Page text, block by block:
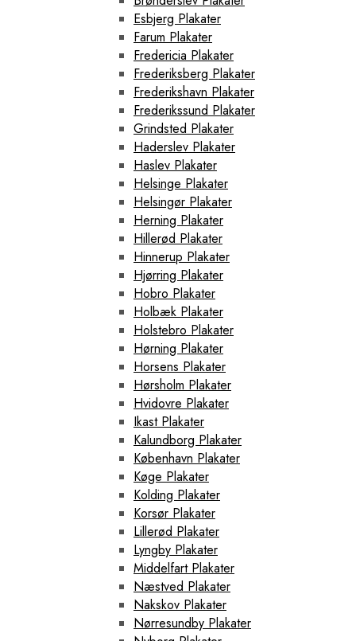
Esbjerg Plakater
Farum Plakater
Fredericia Plakater
Frederiksberg Plakater
Frederikshavn Plakater
Frederikssund Plakater
Grindsted Plakater
Haderslev Plakater
Haslev Plakater
Helsinge Plakater
Helsingør Plakater
Herning Plakater
Hillerød Plakater
Hinnerup Plakater
Hjørring Plakater
Hobro Plakater
Holbæk Plakater
Holstebro Plakater
Hørning Plakater
Horsens Plakater
Hørsholm Plakater
Hvidovre Plakater
Ikast Plakater
Kalundborg Plakater
København Plakater
Køge Plakater
Kolding Plakater
Korsør Plakater
Lillerød Plakater
Lyngby Plakater
Middelfart Plakater
Næstved Plakater
Nakskov Plakater
Nørresundby Plakater